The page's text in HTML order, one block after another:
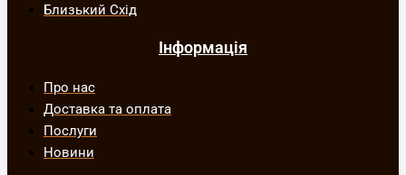
Близький Схід
Інформація
Про нас
Доставка та оплата
Послуги
Новини